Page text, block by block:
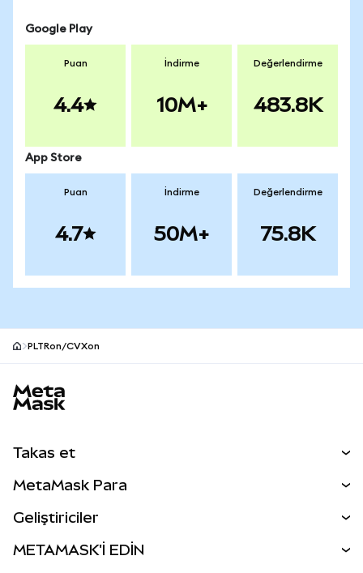
Google Play
Puan
4.4
İndirme
10M+
Değerlendirme
483.8K
App Store
Puan
4.7
İndirme
50M+
Değerlendirme
75.8K
PLTRon/CVXon
Takas et
Perps
RWA'lar
MetaMask Para
Geliştiriciler
METAMASK'İ EDİN